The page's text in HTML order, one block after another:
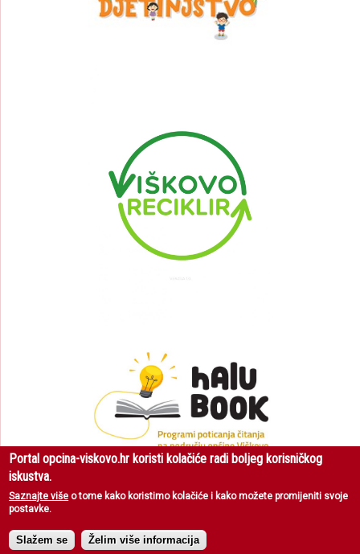
privatnosti
Portal opcina-viskovo.hr koristi kolačiće radi boljeg korisničkog
iskustva.
Saznajte više o tome kako koristimo kolačiće i kako možete promijeniti svoje
postavke.
Slažem se Želim više informacija